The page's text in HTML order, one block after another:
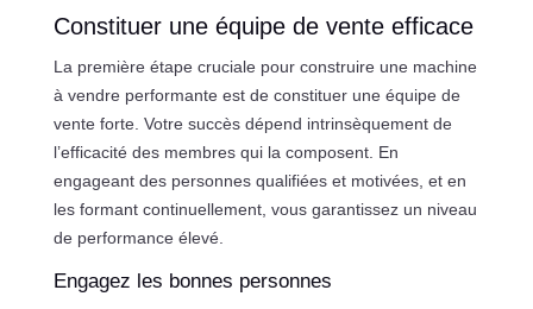
Constituer une équipe de vente efficace
La première étape cruciale pour construire une machine
à vendre performante est de constituer une équipe de
vente forte. Votre succès dépend intrinsèquement de
l’efficacité des membres qui la composent. En
engageant des personnes qualifiées et motivées, et en
les formant continuellement, vous garantissez un niveau
de performance élevé.
Engagez les bonnes personnes